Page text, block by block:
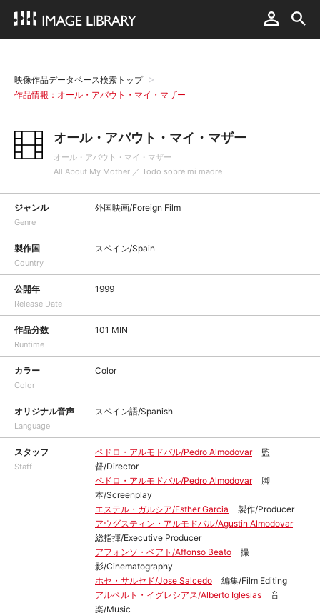
映像作品データベース検索トップ
作品情報：オール・アバウト・マイ・マザー
オール・アバウト・マイ・マザー
オール・アバウト・マイ・マザー
All About My Mother ／ Todo sobre mi madre
ジャンル
Genre
外国映画/Foreign Film
製作国
Country
スペイン/Spain
公開年
Release Date
1999
作品分数
Runtime
101 MIN
カラー
Color
Color
オリジナル音声
Language
スペイン語/Spanish
スタッフ
Staff
ペドロ・アルモドバル/Pedro Almodovar
監
督/Director
ペドロ・アルモドバル/Pedro Almodovar
脚
本/Screenplay
エステル・ガルシア/Esther Garcia
製作/Producer
アウグスティン・アルモドバル/Agustin Almodovar
総指揮/Executive Producer
アフォンソ・ベアト/Affonso Beato
撮
影/Cinematography
ホセ・サルセド/Jose Salcedo
編集/Film Editing
アルベルト・イグレシアス/Alberto Iglesias
音
楽/Music